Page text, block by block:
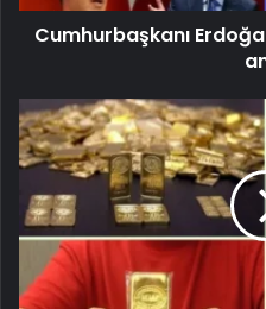
Cumhurbaşkanı